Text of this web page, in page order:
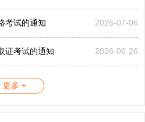
考试的通知 2026-07-06
证考试的通知 2026-06-26
更多 +